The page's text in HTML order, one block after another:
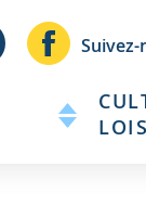
Header
-
Suivez-